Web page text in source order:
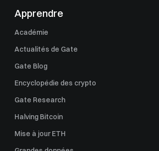
Apprendre
Académie
Actualités de Gate
Gate Blog
Encyclopédie des crypto
Gate Research
Halving Bitcoin
Mise à jour ETH